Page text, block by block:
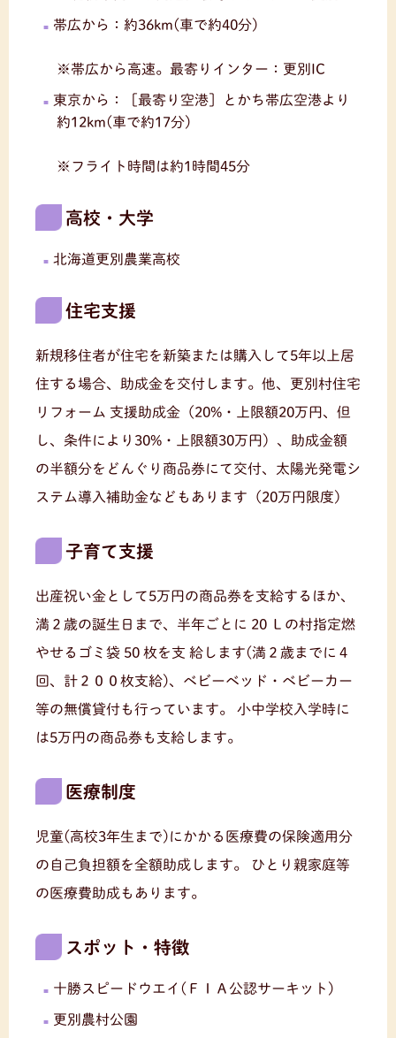
帯広から：約36km(車で約40分)
※帯広から高速。最寄りインター：更別IC
東京から：［最寄り空港］とかち帯広空港より
約12km(車で約17分)
※フライト時間は約1時間45分
高校・大学
北海道更別農業高校
住宅支援
新規移住者が住宅を新築または購入して5年以上居
住する場合、助成金を交付します。他、更別村住宅
リフォーム 支援助成金（20%・上限額20万円、但
し、条件により30%・上限額30万円）、助成金額
の半額分をどんぐり商品券にて交付、太陽光発電シ
ステム導入補助金などもあります（20万円限度）
子育て支援
出産祝い金として5万円の商品券を支給するほか、
満２歳の誕生日まで、半年ごとに 20 Ｌの村指定燃
やせるゴミ袋 50 枚を支 給します(満２歳までに４
回、計２００枚支給)、ベビーベッド・ベビーカー
等の無償貸付も行っています。
小中学校入学時に
は5万円の商品券も支給します。
医療制度
児童(高校3年生まで)にかかる医療費の保険適用分
の自己負担額を全額助成します。
ひとり親家庭等
の医療費助成もあります。
スポット・特徴
十勝スピードウエイ(ＦＩＡ公認サーキット)
更別農村公園